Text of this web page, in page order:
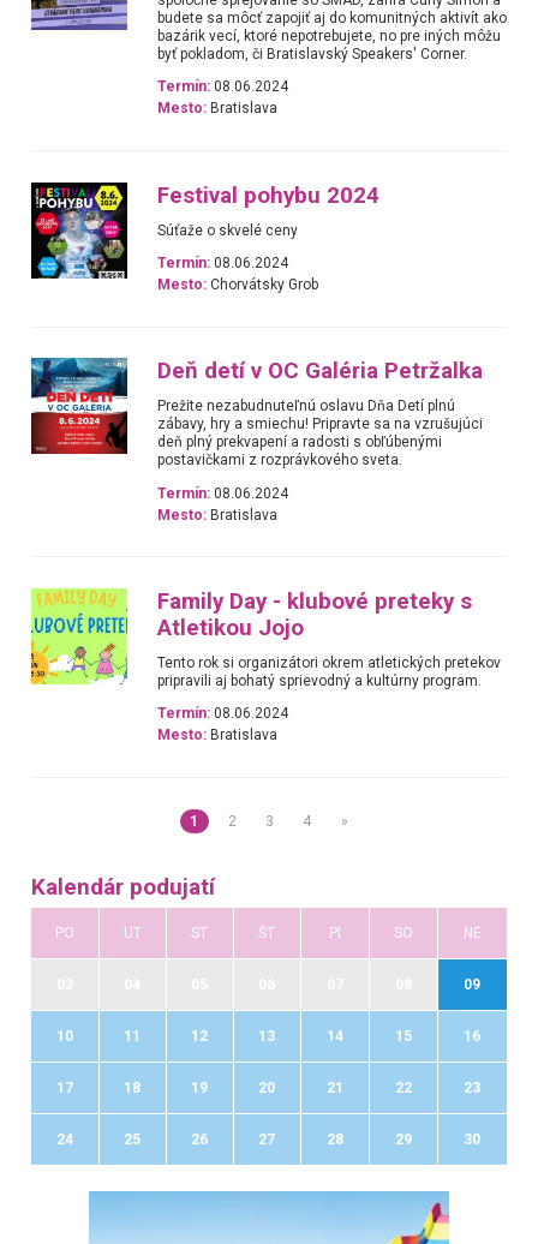
budete sa môcť zapojiť aj do komunitných aktivít ako
bazárik vecí, ktoré nepotrebujete, no pre iných môžu
byť pokladom, či Bratislavský Speakers' Corner.
Termín: 08.06.2024
Mesto: Bratislava
Festival pohybu 2024
Súťaže o skvelé ceny
Termín: 08.06.2024
Mesto: Chorvátsky Grob
Deň detí v OC Galéria Petržalka
Prežite nezabudnuteľnú oslavu Dňa Detí plnú
zábavy, hry a smiechu! Pripravte sa na vzrušujúci
deň plný prekvapení a radosti s obľúbenými
postavičkami z rozprávkového sveta.
Termín: 08.06.2024
Mesto: Bratislava
Family Day - klubové preteky s
Atletikou Jojo
Tento rok si organizátori okrem atletických pretekov
pripravili aj bohatý sprievodný a kultúrny program.
Termín: 08.06.2024
Mesto: Bratislava
1 2 3 4 »
Kalendár podujatí
PO UT ST ŠT PI SO NE
09
10 11 12 13 14 15 16
17 18 19 20 21 22 23
24 25 26 27 28 29 30